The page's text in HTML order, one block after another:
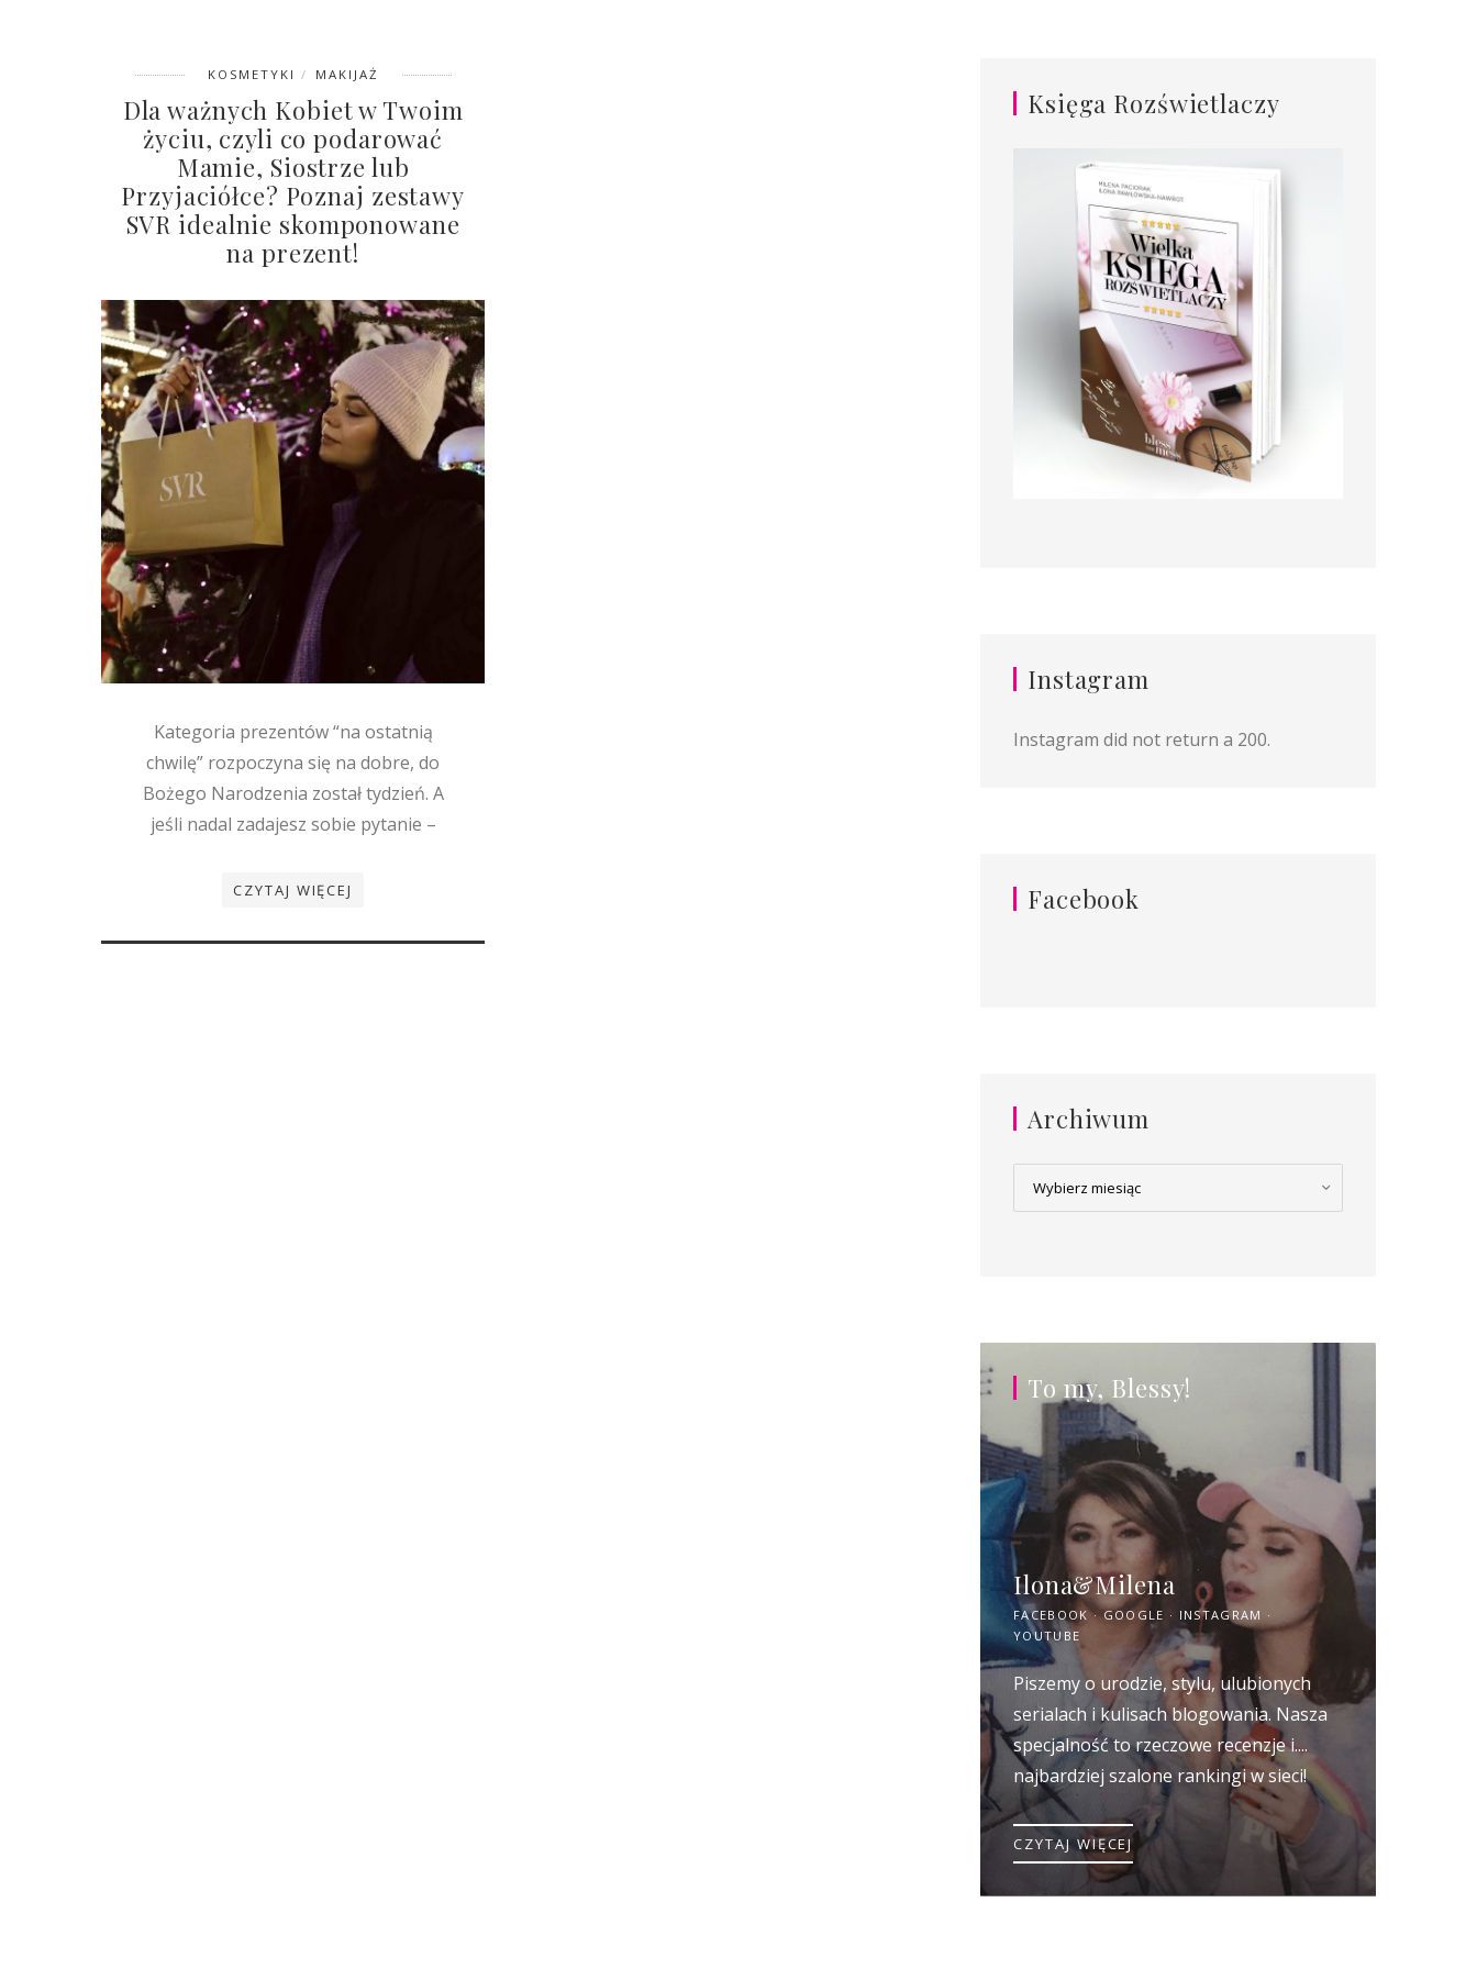
KOSMETYKI MAKIJAŻ
Dla ważnych Kobiet w Twoim
życiu, czyli co podarować
Mamie, Siostrze lub
Przyjaciółce? Poznaj zestawy
SVR idealnie skomponowane
na prezent!
Kategoria prezentów “na ostatnią
chwilę” rozpoczyna się na dobre, do
Bożego Narodzenia został tydzień. A
jeśli nadal zadajesz sobie pytanie –
CZYTAJ WIĘCEJ
Księga Rozświetlaczy
Instagram
Instagram did not return a 200.
Facebook
Archiwum
Archiwum
To my, Blessy!
Ilona&Milena
FACEBOOK GOOGLE
INSTAGRAM
YOUTUBE
Piszemy o urodzie, stylu, ulubionych
serialach i kulisach blogowania. Nasza
specjalność to rzeczowe recenzje i....
najbardziej szalone rankingi w sieci!
CZYTAJ WIĘCEJ